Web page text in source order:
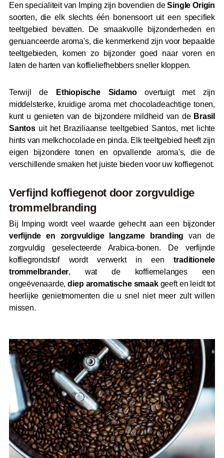
Een specialiteit van Imping zijn bovendien deSingle Origin
soorten, die elk slechts één bonensoort uit een specifiek
teeltgebied bevatten. De smaakvolle bijzonderheden en
genuanceerde aroma's, die kenmerkend zijn voor bepaalde
teeltgebieden, komen zo bijzonder goed naar voren en
laten de harten van koffieliefhebbers sneller kloppen.
Terwijl de Ethiopische Sidamoovertuigt met zijn
middelsterke, kruidige aroma met chocoladeachtige tonen,
kunt u genieten van de bijzondere mildheid van de Brasil
Santosuit het Braziliaanse teeltgebied Santos, met lichte
hints van melkchocolade en pinda. Elk teeltgebied heeft zijn
eigen bijzondere tonen en opvallende aroma's, die de
verschillende smaken het juiste bieden voor uw koffiegenot.
Verfijnd koffiegenot door zorgvuldige
trommelbranding
Bij Imping wordt veel waarde gehecht aan een bijzonder
verfijnde en zorgvuldige langzame branding van de
zorgvuldig geselecteerde Arabica-bonen. De verfijnde
koffiegrondstof wordt verwerkt in eentraditionele
trommelbrander, wat de koffiemelanges een
ongeëvenaarde,diep aromatische smaakgeeft en leidt tot
heerlijke genietmomenten die u snel niet meer zult willen
missen.